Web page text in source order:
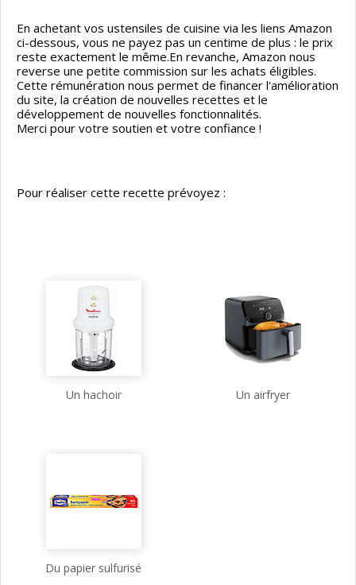
En achetant vos ustensiles de cuisine via les liens Amazon
ci-dessous, vous ne payez pas un centime de plus : le prix
reste exactement le même.En revanche, Amazon nous
reverse une petite commission sur les achats éligibles.
Cette rémunération nous permet de financer l'amélioration
du site, la création de nouvelles recettes et le
développement de nouvelles fonctionnalités.
Merci pour votre soutien et votre confiance !
Pour réaliser cette recette prévoyez :
Un hachoir Un airfryer
Du papier sulfurisé